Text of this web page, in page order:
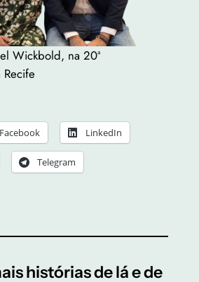
Wickbold, na 20ª
Facebook LinkedIn
Telegram
histórias de lá e de